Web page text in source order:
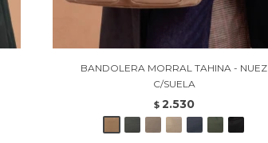
BANDOLERA MORRAL TAHINA - NUEZ
C/SUELA
$ 2.530